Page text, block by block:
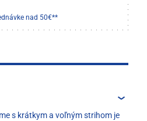
nad 50€**
s krátkym a voľným strihom je